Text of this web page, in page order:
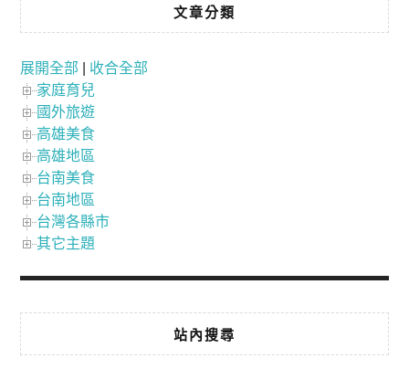
文章分類
展開全部
收合全部
家庭育兒
國外旅遊
高雄美食
高雄地區
台南美食
台南地區
台灣各縣市
其它主題
站內搜尋